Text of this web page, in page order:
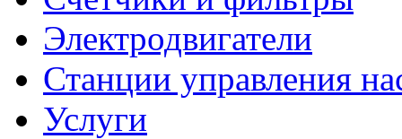
Электродвигатели
Станции управления
Услуги